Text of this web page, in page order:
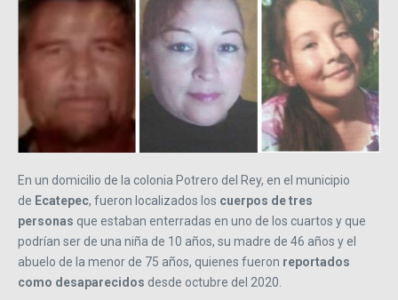
En un domicilio de la colonia Potrero del Rey, en el municipio
de Ecatepec, fueron localizados los cuerpos de tres
personas que estaban enterradas en uno de los cuartos y que
podrían ser de una niña de 10 años, su madre de 46 años y el
abuelo de la menor de 75 años, quienes fueron reportados
como desaparecidos desde octubre del 2020.